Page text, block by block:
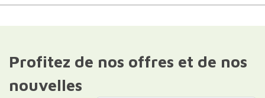
Profitez de nos offres et de nos
nouvelles